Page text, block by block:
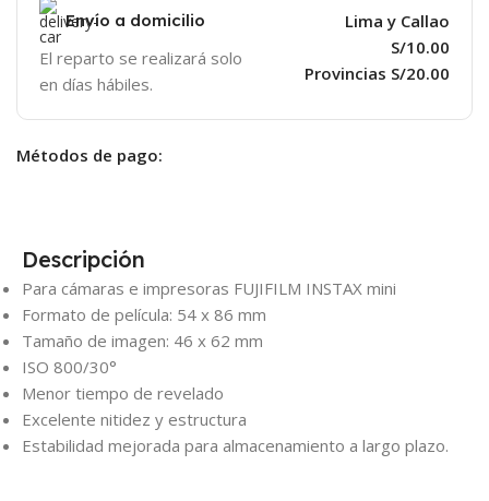
Envío a domicilio
El reparto se realizará solo
en días hábiles.
Lima y Callao
S/10.00
Provincias S/20.00
Métodos de pago:
Descripción
Para cámaras e impresoras FUJIFILM INSTAX mini
Formato de película: 54 x 86 mm
Tamaño de imagen: 46 x 62 mm
ISO 800/30°
Menor tiempo de revelado
Excelente nitidez y estructura
Estabilidad mejorada para almacenamiento a largo plazo.